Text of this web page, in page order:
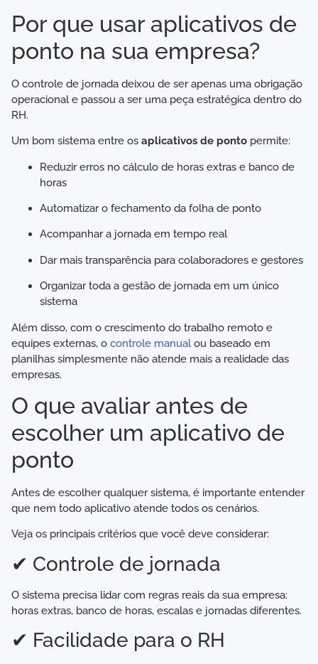
Por que usar aplicativos de
ponto na sua empresa?
O controle de jornada deixou de ser apenas uma obrigação
operacional e passou a ser uma peça estratégica dentro do
RH.
Um bom sistema entre os aplicativos de ponto permite:
Reduzir erros no cálculo de horas extras e banco de
horas
Automatizar o fechamento da folha de ponto
Acompanhar a jornada em tempo real
Dar mais transparência para colaboradores e gestores
Organizar toda a gestão de jornada em um único
sistema
Além disso, com o crescimento do trabalho remoto e
equipes externas, o controle manualou baseado em
planilhas simplesmente não atende mais a realidade das
empresas.
O que avaliar antes de
escolher um aplicativo de
ponto
Antes de escolher qualquer sistema, é importante entender
que nem todo aplicativo atende todos os cenários.
Veja os principais critérios que você deve considerar:
✔ Controle de jornada
O sistema precisa lidar com regras reais da sua empresa:
horas extras, banco de horas, escalas e jornadas diferentes.
✔ Facilidade para o RH